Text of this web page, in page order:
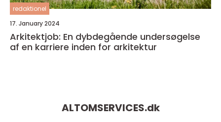
redaktionel
17. January 2024
Arkitektjob: En dybdegående undersøgelse
af en karriere inden for arkitektur
ALTOMSERVICES.dk